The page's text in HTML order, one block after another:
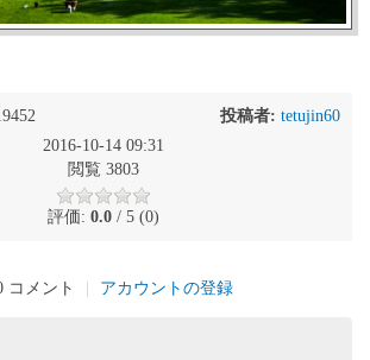
投稿者: tetujin60
2016-10-14 09:31
閲覧 3803
評価: 0.0 / 5 (0)
コメント アカウントの登録